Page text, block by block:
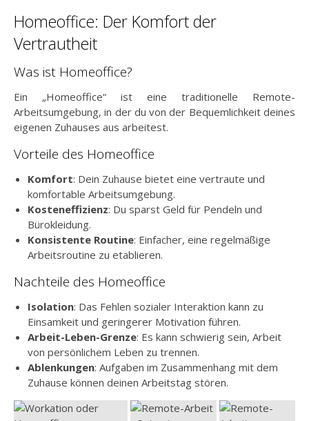
Homeoffice: Der Komfort der
Vertrautheit
Was ist Homeoffice?
Ein „Homeoffice“ ist eine traditionelle Remote-
Arbeitsumgebung, in der du von der Bequemlichkeit deines
eigenen Zuhauses aus arbeitest.
Vorteile des Homeoffice
Komfort: Dein Zuhause bietet eine vertraute und
komfortable Arbeitsumgebung.
Kosteneffizienz: Du sparst Geld für Pendeln und
Bürokleidung.
Konsistente Routine: Einfacher, eine regelmäßige
Arbeitsroutine zu etablieren.
Nachteile des Homeoffice
Isolation: Das Fehlen sozialer Interaktion kann zu
Einsamkeit und geringerer Motivation führen.
Arbeit-Leben-Grenze: Es kann schwierig sein, Arbeit
von persönlichem Leben zu trennen.
Ablenkungen: Aufgaben im Zusammenhang mit dem
Zuhause können deinen Arbeitstag stören.